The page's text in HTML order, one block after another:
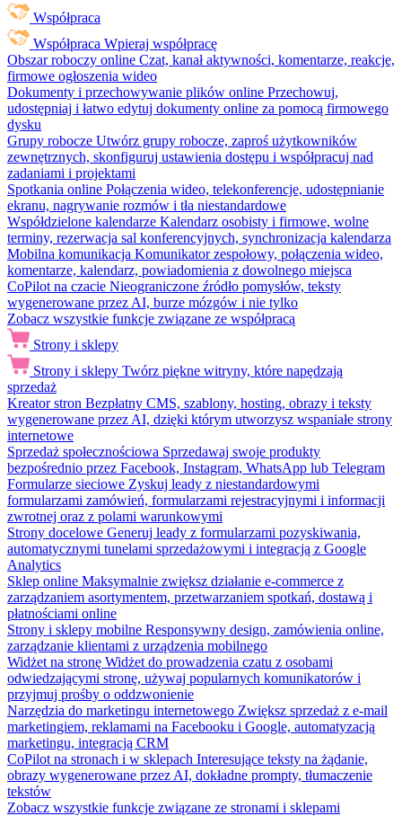
Współpraca
Współpraca Wpieraj współpracę
Obszar roboczy online Czat, kanał aktywności, komentarze, reakcje,
firmowe ogłoszenia wideo
Dokumenty i przechowywanie plików online Przechowuj,
udostępniaj i łatwo edytuj dokumenty online za pomocą firmowego
dysku
Grupy robocze Utwórz grupy robocze, zaproś użytkowników
zewnętrznych, skonfiguruj ustawienia dostępu i współpracuj nad
zadaniami i projektami
Spotkania online Połączenia wideo, telekonferencje, udostępnianie
ekranu, nagrywanie rozmów i tła niestandardowe
Współdzielone kalendarze Kalendarz osobisty i firmowe, wolne
terminy, rezerwacja sal konferencyjnych, synchronizacja kalendarza
Mobilna komunikacja Komunikator zespołowy, połączenia wideo,
komentarze, kalendarz, powiadomienia z dowolnego miejsca
CoPilot na czacie Nieograniczone źródło pomysłów, teksty
wygenerowane przez AI, burze mózgów i nie tylko
Zobacz wszystkie funkcje związane ze współpracą
Strony i sklepy
Strony i sklepy Twórz piękne witryny, które napędzają
sprzedaż
Kreator stron Bezpłatny CMS, szablony, hosting, obrazy i teksty
wygenerowane przez AI, dzięki którym utworzysz wspaniałe strony
internetowe
Sprzedaż społecznościowa Sprzedawaj swoje produkty
bezpośrednio przez Facebook, Instagram, WhatsApp lub Telegram
Formularze sieciowe Zyskuj leady z niestandardowymi
formularzami zamówień, formularzami rejestracyjnymi i informacji
zwrotnej oraz z polami warunkowymi
Strony docelowe Generuj leady z formularzami pozyskiwania,
automatycznymi tunelami sprzedażowymi i integracją z Google
Analytics
Sklep online Maksymalnie zwiększ działanie e-commerce z
zarządzaniem asortymentem, przetwarzaniem spotkań, dostawą i
płatnościami online
Strony i sklepy mobilne Responsywny design, zamówienia online,
zarządzanie klientami z urządzenia mobilnego
Widżet na stronę Widżet do prowadzenia czatu z osobami
odwiedzającymi stronę, używaj popularnych komunikatorów i
przyjmuj prośby o oddzwonienie
Narzędzia do marketingu internetowego Zwiększ sprzedaż z e-mail
marketingiem, reklamami na Facebooku i Google, automatyzacją
marketingu, integracją CRM
CoPilot na stronach i w sklepach Interesujące teksty na żądanie,
obrazy wygenerowane przez AI, dokładne prompty, tłumaczenie
tekstów
Zobacz wszystkie funkcje związane ze stronami i sklepami